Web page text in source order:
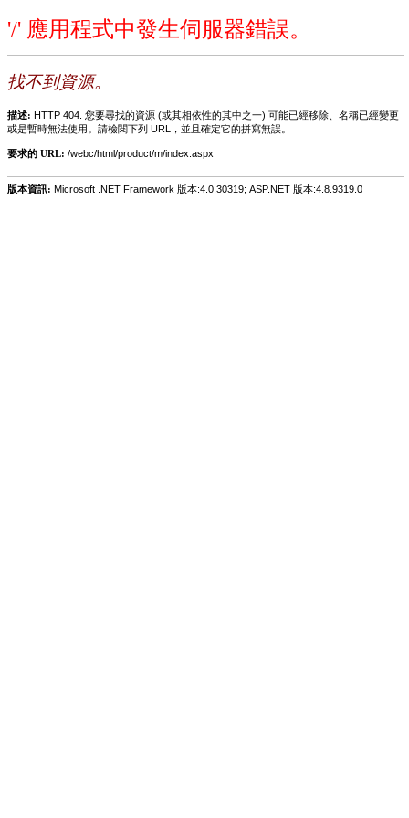
'/' 應用程式中發生伺服器錯誤。
找不到資源。
描述: HTTP 404. 您要尋找的資源 (或其相依性的其中之一) 可能已經移除、名稱已經變更
或是暫時無法使用。請檢閱下列 URL，並且確定它的拼寫無誤。
要求的 URL: /webc/html/product/m/index.aspx
版本資訊: Microsoft .NET Framework 版本:4.0.30319; ASP.NET 版本:4.8.9319.0